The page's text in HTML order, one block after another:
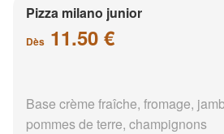
Pizza milano junior
Dès 11.50 €
Base crème fraîche, fromage,
pommes de terre, champignons